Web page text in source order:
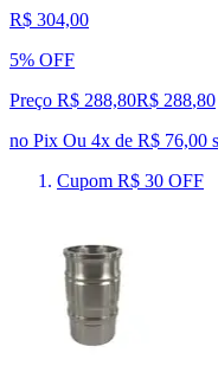
R$ 304,00
5% OFF
Preço R$ 288,80R$ 288,80
no Pix Ou 4x de R$ 76,00
Cupom R$ 30 OFF